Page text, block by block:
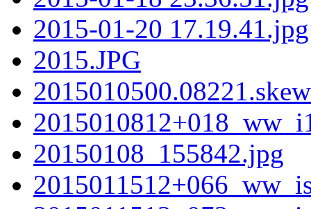
2015-01-20 17.19.41.jpg
2015.JPG
20150108_155842.jpg